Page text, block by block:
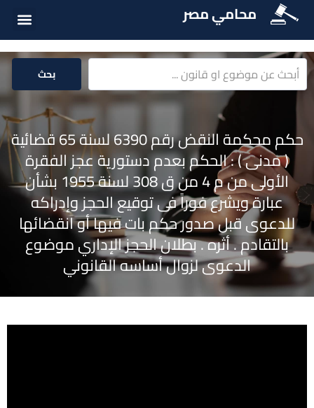
محامي مصر
بحث
حكم محكمة النقض رقم 6390 لسنة 65 قضائية
( مدنى ) : الحكم بعدم دستورية عجز الفقرة
الأولى من م 4 من ق 308 لسنة 1955 بشأن
عبارة ويشرع فوراً فى ‏توقيع الحجز وإدراكه
للدعوى قبل صدور حكم بات فيها أو انقضائها
بالتقادم . أثره . بطلان الحجز ‏الإداري موضوع
الدعوى لزوال أساسه القانوني